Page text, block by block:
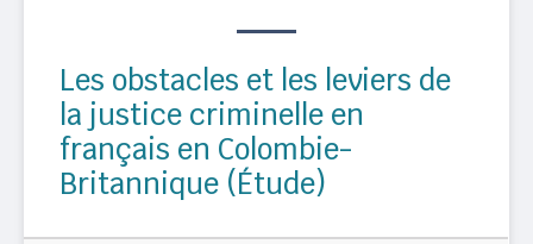
Les obstacles et les leviers de
la justice criminelle en
français en Colombie-
Britannique (Étude)